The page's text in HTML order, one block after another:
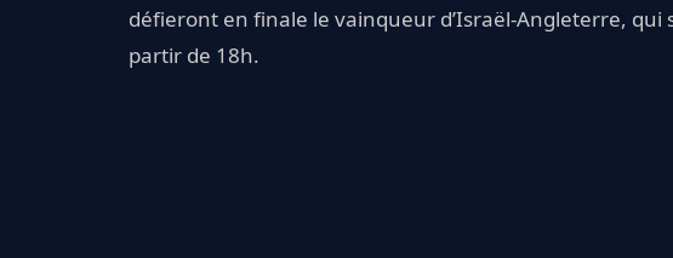
défieront en finale le vainqueur d’Israël-Angleterre,
partir de 18h.